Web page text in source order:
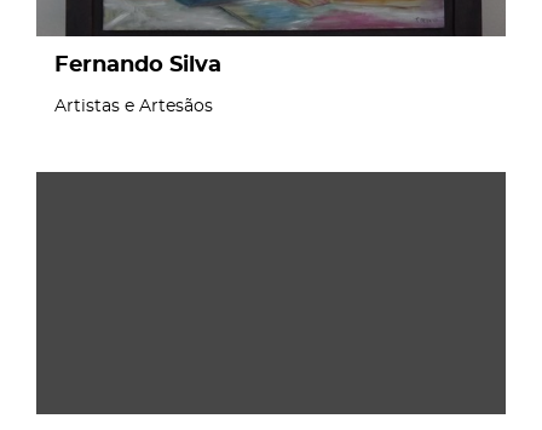
Fernando Silva
Artistas e Artesãos